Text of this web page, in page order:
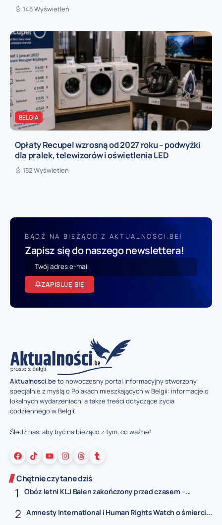
145 Wyświetleń
BELGIA
Opłaty Recupel wzrosną od 2027 roku – podwyżki
dla pralek, telewizorów i oświetlenia LED
152 Wyświetleń
BĄDŹ NA BIEŻĄCO Z AKTUALNOSCI.BE!
Zapisz się do naszego newslettera!
ZAPISUJĘ SIĘ
Aktualnosci.beto nowoczesny portal informacyjny stworzony
specjalnie z myślą o Polakach mieszkających w Belgii: informacje o
lokalnych wydarzeniach, a także treści dotyczące życia
codziennego w Belgii.
Śledź nas, aby być na bieżąco z tym, co ważne!
Chętnie czytane dziś
Obóz letni KLJ Balen zakończony przed czasem –...
Amnesty International i Human Rights Watch o śmierci...